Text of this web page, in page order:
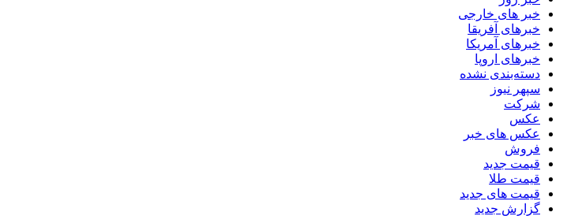
خبر های خارجی
خبرهای آفریقا
خبرهای آمریکا
خبرهای اروپا
دسته‌بندی نشده
سپهر نیوز
شرکت
عکس
عکس های خبر
فروش
قیمت جدید
قیمت طلا
قیمت های جدید
گزارش جدید